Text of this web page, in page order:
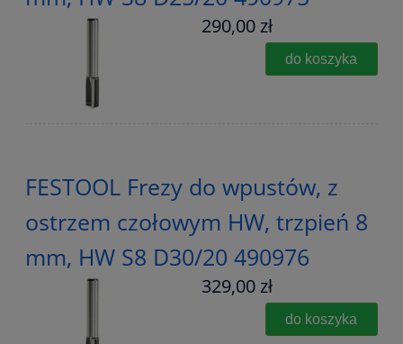
290,00 zł
do koszyka
FESTOOL Frezy do wpustów, z
ostrzem czołowym HW, trzpień 8
mm, HW S8 D30/20 490976
329,00 zł
do koszyka